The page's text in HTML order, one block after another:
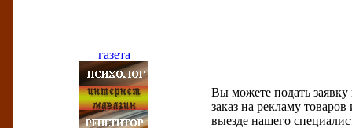
Вы можете подать
заказ на рекламу
выезде нашего